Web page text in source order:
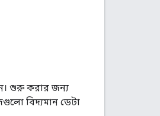
শুরু করার জন্য
বিদ্যমান ডেটা